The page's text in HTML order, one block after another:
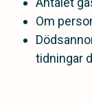
Om
tidningar